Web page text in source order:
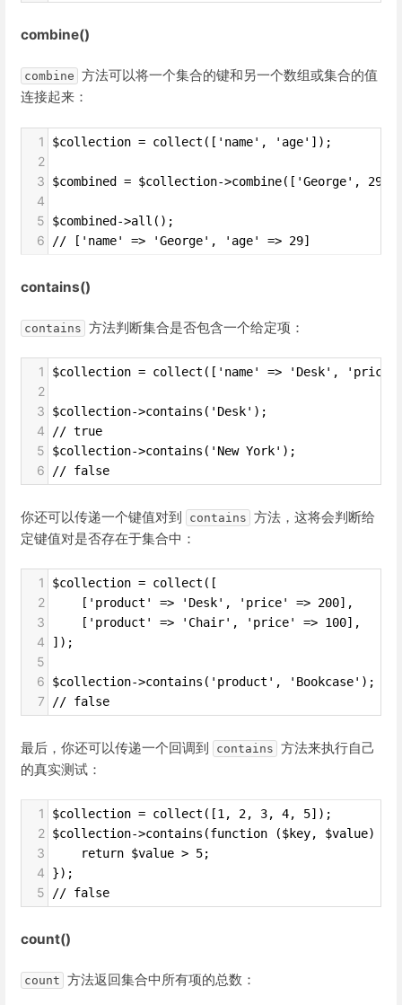
combine()
combine 方法可以将一个集合的键和另一个数组或集合的值
连接起来：
1 $collection = collect(['name', 'age']);
2
3
$combined = $collection->combine(['George',
4
5
$combined->all();
6 // ['name' => 'George', 'age' => 29]
contains()
contains 方法判断集合是否包含一个给定项：
1 $collection = collect(['name' => 'Desk', 'price'
2
3
$collection->contains('Desk');
4 // true
5 $collection->contains('New York');
6 // false
你还可以传递一个键值对到 contains 方法，这将会判断给
定键值对是否存在于集合中：
1 $collection = collect([
2
    ['product' => 'Desk', 'price' => 200],
3
    ['product' => 'Chair', 'price' => 100],
4 ]);
5
6
$collection->contains('product', 'Bookcase');
7 // false
最后，你还可以传递一个回调到 contains 方法来执行自己
的真实测试：
1 $collection = collect([1, 2, 3, 4, 5]);
2 $collection->contains(function ($key, $value) {
3
    return $value > 5;
4 });
5 // false
count()
count 方法返回集合中所有项的总数：